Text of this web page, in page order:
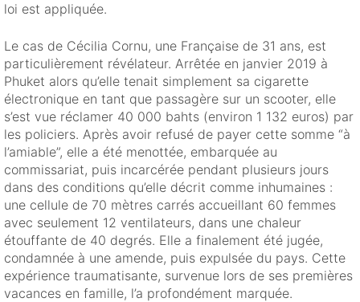
loi est appliquée.
Le cas de Cécilia Cornu, une Française de 31 ans, est
particulièrement révélateur. Arrêtée en janvier 2019 à
Phuket alors qu’elle tenait simplement sa cigarette
électronique en tant que passagère sur un scooter, elle
s’est vue réclamer 40 000 bahts (environ 1 132 euros) par
les policiers. Après avoir refusé de payer cette somme “à
l’amiable”, elle a été menottée, embarquée au
commissariat, puis incarcérée pendant plusieurs jours
dans des conditions qu’elle décrit comme inhumaines :
une cellule de 70 mètres carrés accueillant 60 femmes
avec seulement 12 ventilateurs, dans une chaleur
étouffante de 40 degrés. Elle a finalement été jugée,
condamnée à une amende, puis expulsée du pays. Cette
expérience traumatisante, survenue lors de ses premières
vacances en famille, l’a profondément marquée.